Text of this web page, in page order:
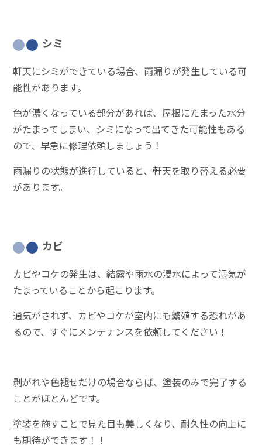
シミ
軒天にシミができている場合、雨漏りが発生している可
能性があります。
色が濃くなっている部分があれば、屋根にたまった水分
がたまってしまい、シミになって出てきた可能性もある
ので、早急に修理依頼しましょう！
雨漏りの状態が進行していると、軒天を取り替える必要
があります。
カビ
カビやコケの発生は、結露や雨水の浸水によって湿気が
たまっていることから起こります。
通気がされず、カビやコケが室内にも繁殖する恐れがあ
るので、すぐにメンテナンスを依頼してください！
剥がれや色褪せだけの場合ならば、塗装のみで完了する
ことがほとんどです。
塗装を施すことで見た目も美しくなり、耐久性の向上に
も期待ができます！！